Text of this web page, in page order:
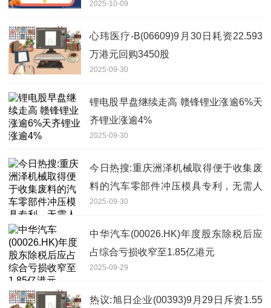
2025-10-09
心玮医疗-B(06609)9月30日耗资22.593
万港元回购3450股
2025-09-30
锂电股早盘继续走高 赣锋锂业涨逾6%天
齐锂业涨逾4%
2025-09-30
今日热搜:重庆洲泽机械取得便于收集废
料的汽车零部件冲压模具专利，无需人
工清理废料
2025-09-30
中华汽车(00026.HK)年度股东除税后应
占综合亏损收窄至1.85亿港元
2025-09-29
热议:旭日企业(00393)9月29日斥资1.55